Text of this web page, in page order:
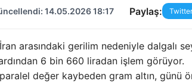
14.05.2026 18:17 Paylaş: Twitter
arasındaki gerilim nedeniyle dalgalı
6 bin 660 liradan işlem görüyor.
değer kaybeden gram altın, günü